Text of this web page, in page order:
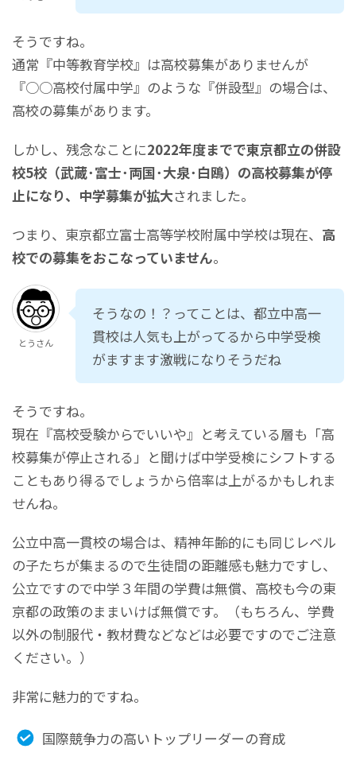
そうですね。
通常『中等教育学校』は高校募集がありませんが
『○○高校付属中学』のような『併設型』の場合は、
高校の募集があります。
しかし、残念なことに2022年度までで東京都立の併設
校5校（武蔵･富士･両国･大泉･白鴎）の高校募集が停
止になり、中学募集が拡大されました。
つまり、東京都立富士高等学校附属中学校は現在、 高
校での募集をおこなっていません。
とうさん
そうなの！？ってことは、都立中高一
貫校は人気も上がってるから中学受検
がますます激戦になりそうだね
そうですね。
現在『高校受験からでいいや』と考えている層も「高
校募集が停止される」と聞けば中学受検にシフトする
こともあり得るでしょうから倍率は上がるかもしれま
せんね。
公立中高一貫校の場合は、精神年齢的にも同じレベル
の子たちが集まるので生徒間の距離感も魅力ですし、
公立ですので中学３年間の学費は無償、高校も今の東
京都の政策のままいけば無償です。（もちろん、学費
以外の制服代・教材費などなどは必要ですのでご注意
ください。）
非常に魅力的ですね。
国際競争力の高いトップリーダーの育成